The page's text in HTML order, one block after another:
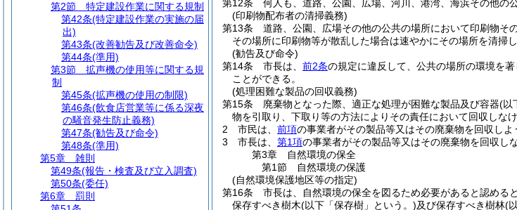
第12条
何人も、道路、公園、広場、河川、港湾、海浜その他の
(印刷物配布者の清掃義務)
第13条
道路、公園、広場その他の公共の場所において印刷物そ
その場所に印刷物等が散乱した場合は速やかにその場所を清掃
(勧告及び命令)
第14条
市長は、 前2条の規定に違反して、公共の場所の環境を
ことができる。
(処理困難な製品の回収義務)
第15条
廃棄物となった際、適正な処理が困難な製品及び容器(以
物を引取り、下取り等の方法によりその責任において回収しなけ
2
市民は、 前項の事業者がその製品等又はその廃棄物を回収し
3
市長は、 第1項の事業者がその製品等又はその廃棄物を回収し
第3章
自然環境の保全
第1節
自然環境の保護
(自然環境保護地区等の指定)
第16条
市長は、自然環境の保全を図るため必要があると認めると
保存すべき樹木(以下「保存樹」という。)及び保存すべき樹林(
第2節
特定建設作業に関する規制
第42条(特定建設作業の実施の届
出)
第43条(改善勧告及び改善命令)
第44条(準用)
第3節
拡声機の使用等に関する規
制
第45条(拡声機の使用の制限)
第46条(飲食店営業等に係る深夜
の騒音発生防止義務)
第47条(勧告及び命令)
第48条(準用)
第5章
雑則
第49条(報告・検査及び立入調査)
第50条(委任)
第6章
罰則